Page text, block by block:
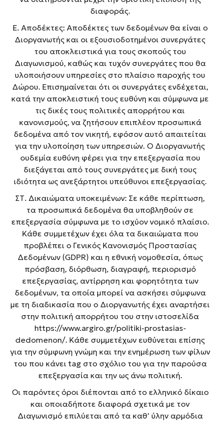
διαφοράς.
Ε. Αποδέκτες: Αποδέκτες των δεδομένων θα είναι ο
Διοργανωτής και οι εξουσιοδοτημένοι συνεργάτες
του αποκλειστικά για τους σκοπούς του
Διαγωνισμού, καθώς και τυχόν συνεργάτες που θα
υλοποιήσουν υπηρεσίες στο πλαίσιο παροχής του
Δώρου. Επισημαίνεται ότι οι συνεργάτες ενδέχεται,
κατά την αποκλειστική τους ευθύνη και σύμφωνα με
τις δικές τους πολιτικές απορρήτου και
κανονισμούς, να ζητήσουν επιπλέον προσωπικά
δεδομένα από τον νικητή, εφόσον αυτό απαιτείται
για την υλοποίηση των υπηρεσιών. Ο Διοργανωτής
ουδεμία ευθύνη φέρει για την επεξεργασία που
διεξάγεται από τους συνεργάτες με δική τους
ιδιότητα ως ανεξάρτητοι υπεύθυνοι επεξεργασίας.
ΣΤ. Δικαιώματα υποκειμένων: Σε κάθε περίπτωση,
τα προσωπικά δεδομένα θα υποβληθούν σε
επεξεργασία σύμφωνα με το ισχύον νομικό πλαίσιο.
Κάθε συμμετέχων έχει όλα τα δικαιώματα που
προβλέπει ο Γενικός Κανονισμός Προστασίας
Δεδομένων (GDPR) και η εθνική νομοθεσία, όπως
πρόσβαση, διόρθωση, διαγραφή, περιορισμό
επεξεργασίας, αντίρρηση και φορητότητα των
δεδομένων, τα οποία μπορεί να ασκήσει σύμφωνα
με τη διαδικασία που ο Διοργανωτής έχει αναρτήσει
στην πολιτική απορρήτου του στην ιστοσελίδα
https://www.argiro.gr/politiki-prostasias-
dedomenon/. Κάθε συμμετέχων ευθύνεται επίσης
για την σύμφωνη γνώμη και την ενημέρωση των φίλων
του που κάνει tag στο σχόλιο του για την παρούσα
επεξεργασία και την ως άνω πολιτική.
Οι παρόντες όροι διέπονται από το ελληνικό δίκαιο
και οποιαδήποτε διαφορά σχετικά με τον
Διαγωνισμό επιλύεται από τα καθ’ ύλην αρμόδια